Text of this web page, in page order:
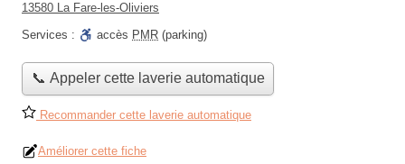
13580 La Fare-les-Oliviers
Services :
accès PMR (parking)
📞 Appeler cette laverie automatique
Recommander cette laverie automatique
Améliorer cette fiche